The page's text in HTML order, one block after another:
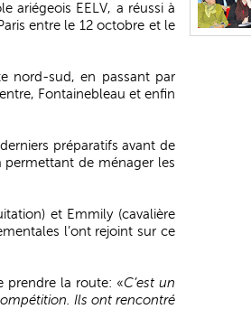
ariégeois EELV, a réussi à
entre le 12 octobre et le
nord-sud, en passant par
Fontainebleau et enfin
préparatifs avant de
de ménager les
et Emmily (cavalière
l’ont rejoint sur ce
prendre la route: «C’est un
Ils ont rencontré